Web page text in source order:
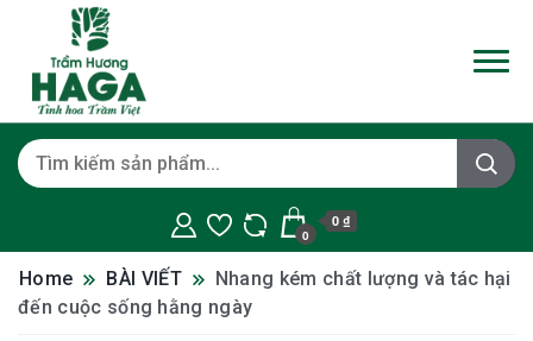
0
0 ₫
Home BÀI VIẾT
Nhang kém chất lượng và tác hại
đến cuộc sống hằng ngày